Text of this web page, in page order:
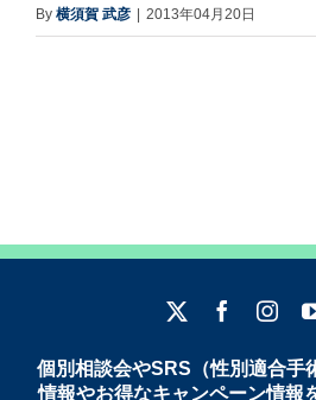
By 横須賀 武彦 2013年04月20日
個別相談会やSRS（性別適合手
情報やお得なキャンペーン情報